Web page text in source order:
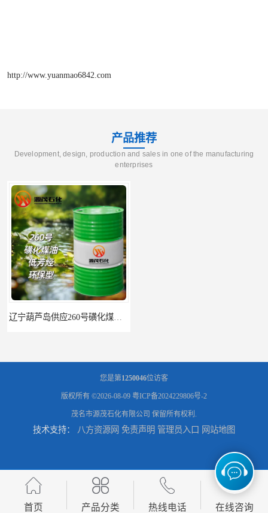
http://www.yuanmao6842.com
产品推荐
Development, design, production and sales in one of the manufacturing
enterprises
您是第1250046位访客
版权所有 ©2026-08-09 粤ICP备2024229806号-2
茂名市源茂石化有限公司 保留所有权利.
技术支持： 八方资源网 免责声明 管理员入口 网站地图
首页 产品分类 热线电话 在线咨询